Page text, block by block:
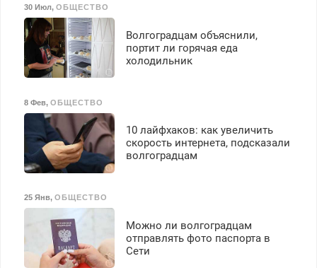
30 Июл, ОБЩЕСТВО
Волгоградцам объяснили,
портит ли горячая еда
холодильник
8 Фев, ОБЩЕСТВО
10 лайфхаков: как увеличить
скорость интернета, подсказали
волгоградцам
25 Янв, ОБЩЕСТВО
Можно ли волгоградцам
отправлять фото паспорта в
Сети